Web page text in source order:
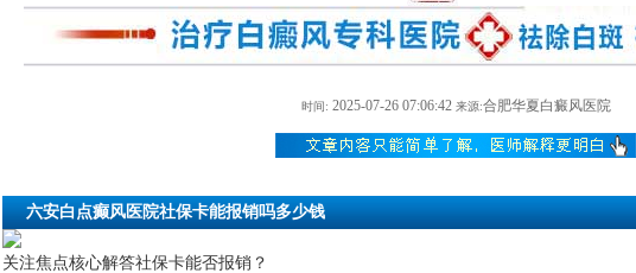
时间: 2025-07-26 07:06:42 来源:合肥华夏白癜风医院
六安白点癫风医院社保卡能报销吗多少钱
关注焦点核心解答社保卡能否报销？